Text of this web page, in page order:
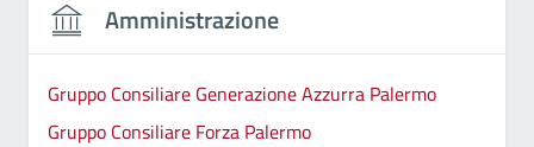
Amministrazione
Gruppo Consiliare Generazione Azzurra Palermo
Gruppo Consiliare Forza Palermo